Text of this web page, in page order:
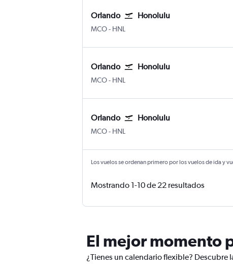
Orlando Honolulu
MCOInternacional de Orlando
- HNL Honolulu Internacional Daniel K.
Orlando Honolulu
MCOInternacional de Orlando
- HNL Honolulu Internacional Daniel K.
Orlando Honolulu
MCOInternacional de Orlando
- HNL Honolulu Internacional Daniel K.
Los vuelos se ordenan primero por los vuelos de ida y
Mostrando 1-10 de 22 resultados
El mejor momento
¿Tienes un calendario flexible?